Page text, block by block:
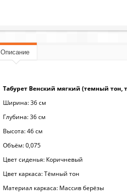
Описание
Табурет Венский мягкий (темный тон,
Ширина: 36 см
Глубина: 36 см
Высота: 46 см
Объём: 0,075
Цвет сиденья: Коричневый
Цвет каркаса: Тёмный тон
Материал каркаса: Массив берёзы